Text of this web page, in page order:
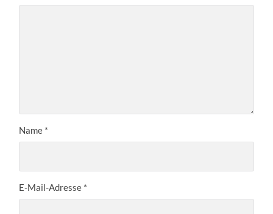
Name *
E-Mail-Adresse *